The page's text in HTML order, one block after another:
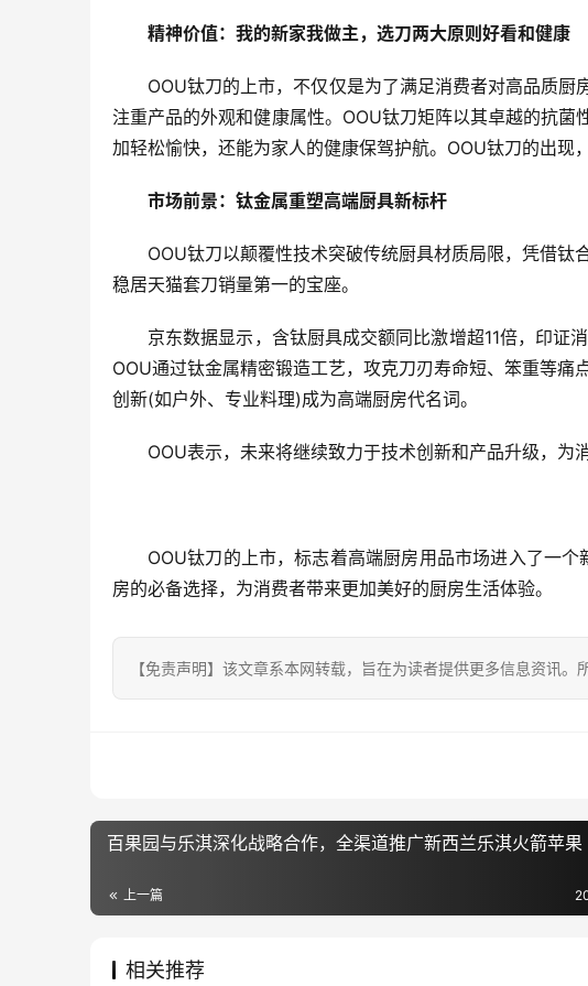
精神价值：我的新家我做主，选刀两大原则好看和健康
OOU钛刀的上市，不仅仅是为了满足消费者对高品质
注重产品的外观和健康属性。OOU钛刀矩阵以其卓越的抗
加轻松愉快，还能为家人的健康保驾护航。OOU钛刀的出现
市场前景：钛金属重塑高端厨具新标杆
OOU钛刀以颠覆性技术突破传统厨具材质局限，凭借钛
稳居天猫套刀销量第一的宝座。
京东数据显示，含钛厨具成交额同比激增超11倍，印证
OOU通过钛金属精密锻造工艺，攻克刀刃寿命短、笨重等
创新(如户外、专业料理)成为高端厨房代名词。
OOU表示，未来将继续致力于技术创新和产品升级，为
OOU钛刀的上市，标志着高端厨房用品市场进入了一
房的必备选择，为消费者带来更加美好的厨房生活体验。
【免责声明】该文章系本网转载，旨在为读者提供更多信息资讯
百果园与乐淇深化战略合作，全渠道推广新西兰乐淇火箭苹果
上一篇
相关推荐